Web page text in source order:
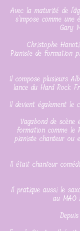
Avec la maturité de
s'impose comme
Gary
Christophe
Pianiste de formation
Il compose plusieurs
lance du Hard Rock
Il devient également le
Vagabond de
formation comme le
pianiste chanteur ou
Il était chanteur
Il pratique aussi le
au MAO